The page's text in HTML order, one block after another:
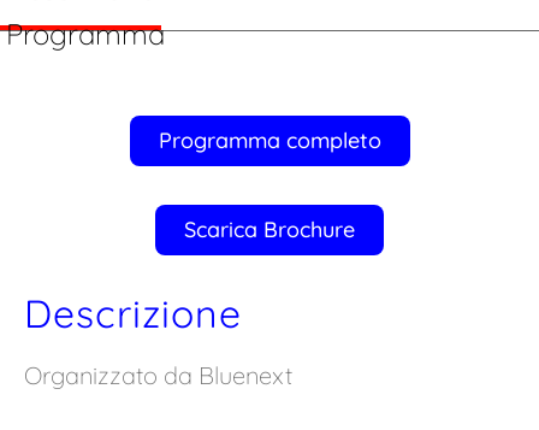
Programma
Programma completo
Scarica Brochure
Descrizione
Organizzato da Bluenext